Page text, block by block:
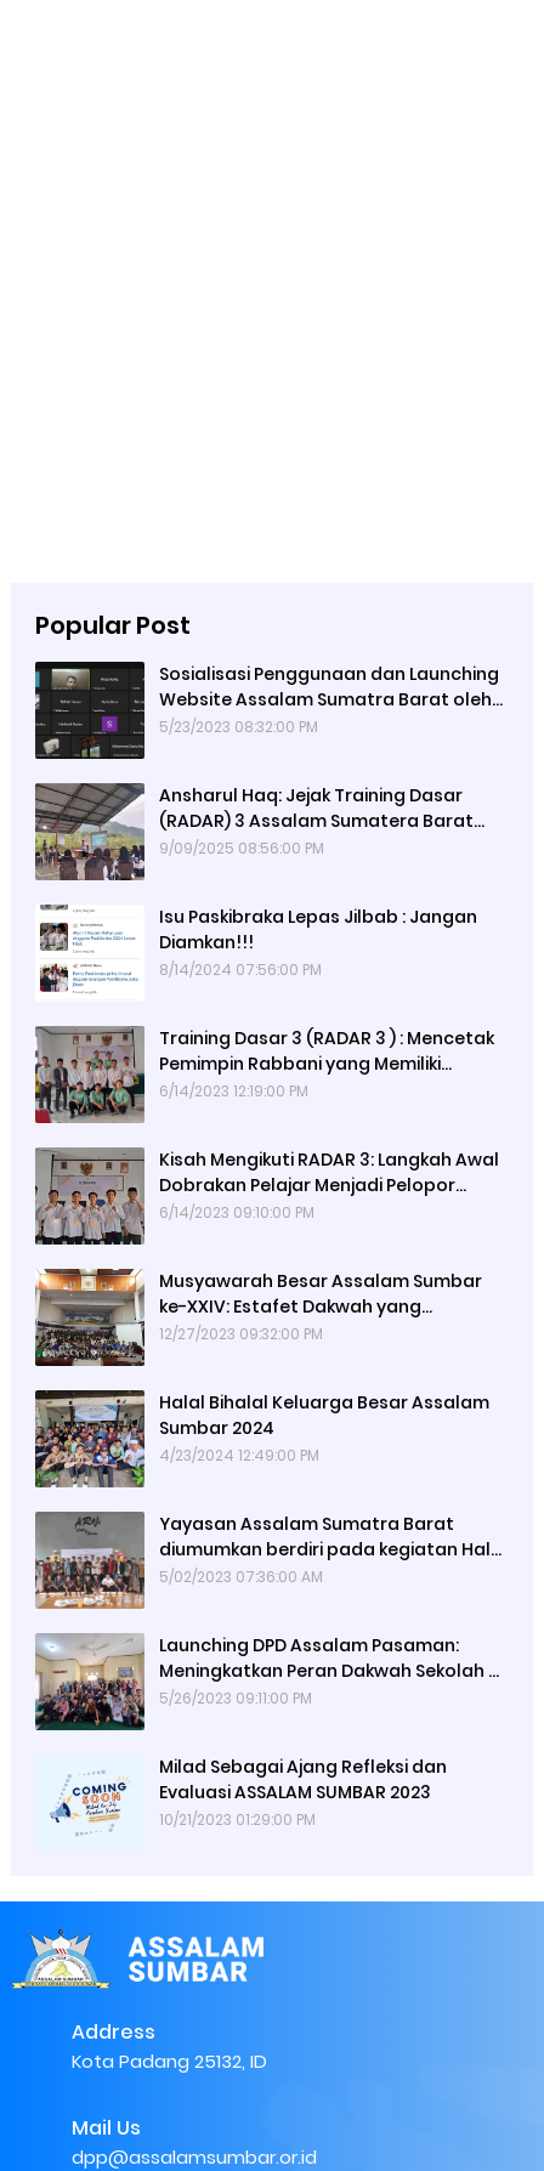
Popular Post
Sosialisasi Penggunaan dan Launching
Website Assalam Sumatra Barat oleh
Alumni 67
5/23/2023 08:32:00 PM
Ansharul Haq: Jejak Training Dasar
(RADAR) 3 Assalam Sumatera Barat
Tiga Hari Menempa Pemuda,
9/09/2025 08:56:00 PM
Isu Paskibraka Lepas Jilbab : Jangan
Diamkan!!!
8/14/2024 07:56:00 PM
Training Dasar 3 (RADAR 3 ) : Mencetak
Pemimpin Rabbani yang Memiliki
Intelektualitas Qur'ani
6/14/2023 12:19:00 PM
Kisah Mengikuti RADAR 3: Langkah Awal
Dobrakan Pelajar Menjadi Pelopor
Dakwah Sekolah
6/14/2023 09:10:00 PM
Musyawarah Besar Assalam Sumbar
ke-XXIV: Estafet Dakwah yang
Berpindah Pundak
12/27/2023 09:32:00 PM
Halal Bihalal Keluarga Besar Assalam
Sumbar 2024
4/23/2024 12:49:00 PM
Yayasan Assalam Sumatra Barat
diumumkan berdiri pada kegiatan Halal
bi Halal tahun 2023
5/02/2023 07:36:00 AM
Launching DPD Assalam Pasaman:
Meningkatkan Peran Dakwah Sekolah di
Kabupaten Pasaman
5/26/2023 09:11:00 PM
Milad Sebagai Ajang Refleksi dan
Evaluasi ASSALAM SUMBAR 2023
10/21/2023 01:29:00 PM
Address
Kota Padang 25132, ID
Mail Us
dpp@assalamsumbar.or.id